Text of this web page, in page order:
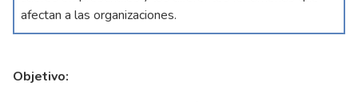
afectan a las organizaciones.
Objetivo: